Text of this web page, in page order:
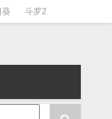
葵 斗罗2